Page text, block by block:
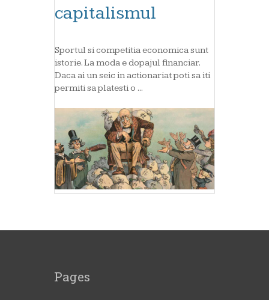
capitalismul
Sportul si competitia economica sunt
istorie. La moda e dopajul financiar.
Daca ai un seic in actionariat poti sa iti
permiti sa platesti o ...
Pages